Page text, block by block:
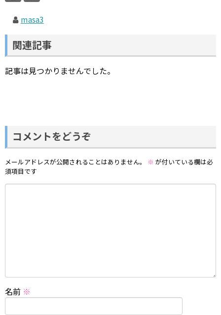
masa3
関連記事
記事は見つかりませんでした。
コメントをどうぞ
メールアドレスが公開されることはありません。 ※ が付いている欄は必
須項目です
名前 ※